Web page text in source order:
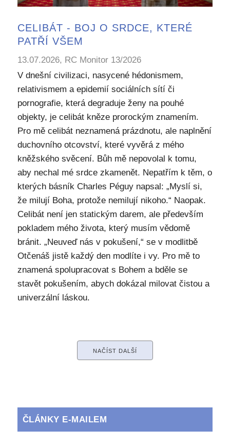
CELIBÁT - BOJ O SRDCE, KTERÉ
PATŘÍ VŠEM
13.07.2026, RC Monitor 13/2026
V dnešní civilizaci, nasycené hédonismem,
relativismem a epidemií sociálních sítí či
pornografie, která degraduje ženy na pouhé
objekty, je celibát kněze prorockým znamením.
Pro mě celibát neznamená prázdnotu, ale naplnění
duchovního otcovství, které vyvěrá z mého
kněžského svěcení. Bůh mě nepovolal k tomu,
aby nechal mé srdce zkamenět. Nepatřím k těm, o
kterých básník Charles Péguy napsal: „Myslí si,
že milují Boha, protože nemilují nikoho.“ Naopak.
Celibát není jen statickým darem, ale především
pokladem mého života, který musím vědomě
bránit. „Neuveď nás v pokušení,“ se v modlitbě
Otčenáš jistě každý den modlíte i vy. Pro mě to
znamená spolupracovat s Bohem a bděle se
stavět pokušením, abych dokázal milovat čistou a
univerzální láskou.
NAČÍST DALŠÍ
ČLÁNKY E-MAILEM